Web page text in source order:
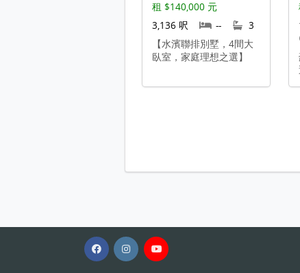
租 $140,000 元
3,136 呎
--
3
【水濱聯排別墅，4間大
臥室，家庭理想之選】